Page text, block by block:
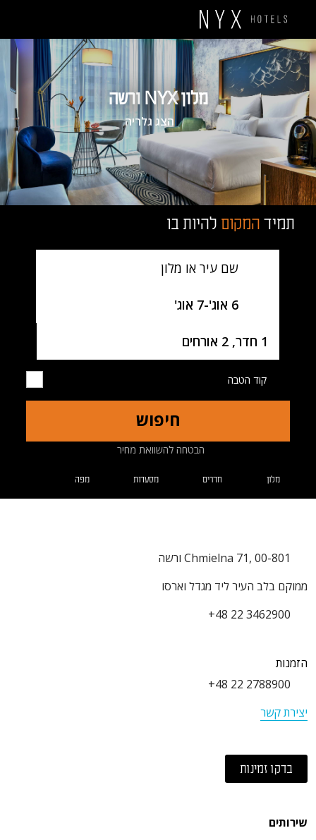
מלון NYX ורשה
הצג גלריה
תמיד המקום להיות בו
6 אוג' -7 אוג'
1 חדר, 2 אורחים
קוד הטבה
חיפוש
הבטחה להשוואת מחיר
מלון חדרים מסעדות מפה
Chmielna 71, 00-801 ורשה
ממוקם בלב העיר ליד מגדל וארסו
+48 22 3462900
הזמנות
+48 22 2788900
יצירת קשר
בדקו זמינות
שירותים